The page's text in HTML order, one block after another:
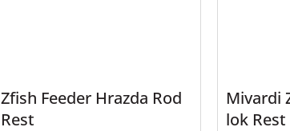
Zfish Feeder Hrazda Rod
Rest
Mivardi
lok Rest